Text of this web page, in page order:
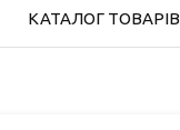
КАТАЛОГ ТОВАРІВ